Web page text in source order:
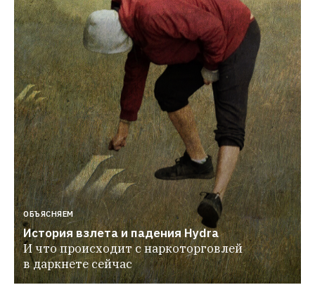
ОБЪЯСНЯЕМ
История взлета и падения Hydra
И что происходит с наркоторговлей
в даркнете сейчас